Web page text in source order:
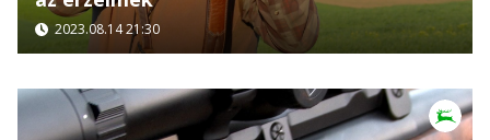
2023.08.14 21:30